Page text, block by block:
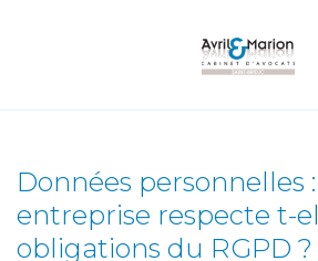
Données personnelles
entreprise respecte t-
obligations du RGPD ?